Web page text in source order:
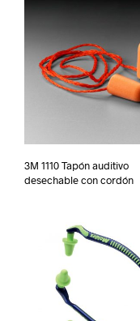
3M 1110 Tapón auditivo
desechable con cordón